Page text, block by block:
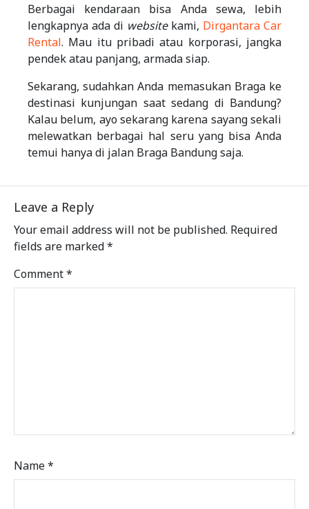
Berbagai kendaraan bisa Anda sewa, lebih
lengkapnya ada di website kami, Dirgantara Car
Rental. Mau itu pribadi atau korporasi, jangka
pendek atau panjang, armada siap.
Sekarang, sudahkan Anda memasukan Braga ke
destinasi kunjungan saat sedang di Bandung?
Kalau belum, ayo sekarang karena sayang sekali
melewatkan berbagai hal seru yang bisa Anda
temui hanya di jalan Braga Bandung saja.
Leave a Reply
Your email address will not be published. Required
fields are marked*
Comment*
Name*